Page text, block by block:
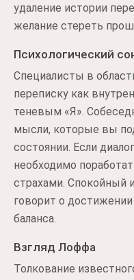
удаление истории
желание стереть
Психологический
Специалисты в
переписку как
теневым «Я».
мысли, которые вы
состоянии. Если
необходимо
страхами.
говорит о
баланса.
Взгляд Лоффа
Толкование